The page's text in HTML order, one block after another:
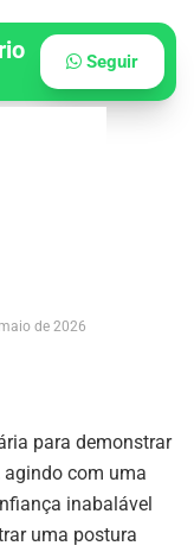
Seguir
de 2026
para demonstrar
agindo com uma
inabalável
uma postura